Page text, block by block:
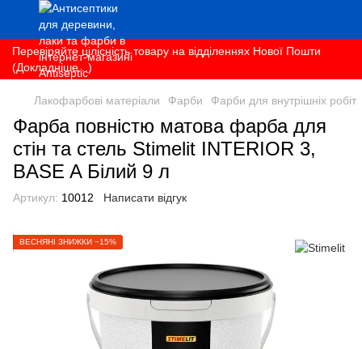
Перевіряйте цілісність товару на відділеннях Нової Пошти
(Докладніше...)
Лакофарбові матеріали Фарби Фарби для внутрішніх робіт
Фарба повністю матова фарба для
стін та стель Stimelit INTERIOR 3,
BASE A Білий 9 л
Артикул: 10012 Написати відгук
ВЕСНЯНІ ЗНИЖКИ −15%